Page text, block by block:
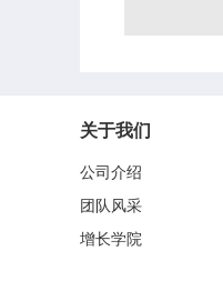
关于我们
公司介绍
团队风采
增长学院